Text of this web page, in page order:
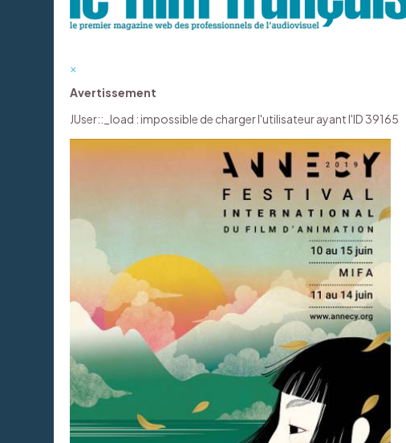
×
Avertissement
JUser::_load : impossible de charger l'utilisateur ayant l'ID 39165